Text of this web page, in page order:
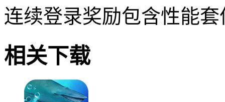
连续登录奖励包含性能套
相关下载